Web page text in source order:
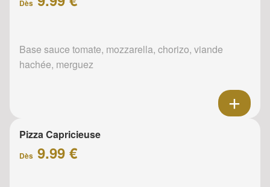
Dès
Base sauce tomate, mozzarella, chorizo, viande
hachée, merguez
Pizza Capricieuse
Dès 9.99 €